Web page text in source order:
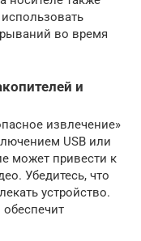
во время
и
извлечение»
USB или
может привести к
Убедитесь, что
устройство.